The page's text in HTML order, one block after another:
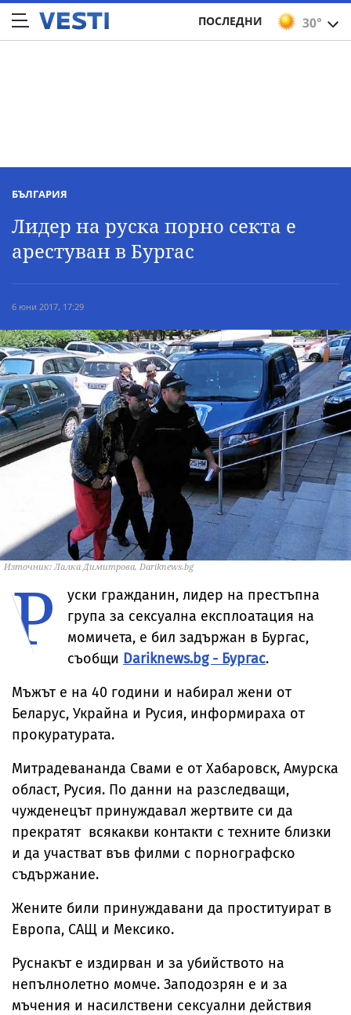
30°
ПОСЛЕДНИ
БЪЛГАРИЯ
Лидер на руска порно секта е
арестуван в Бургас
6 юни 2017, 17:29
Източник: Лалка Димитрова, Dariknews.bg
Р
уски гражданин, лидер на престъпна
група за сексуална експлоатация на
момичета, е бил задържан в Бургас,
съобщи Dariknews.bg - Бургас.
Мъжът е на 40 години и набирал жени от
Беларус, Украйна и Русия, информираха от
прокуратурата.
Митрадевананда Свами е от Хабаровск, Амурска
област, Русия. По данни на разследващи,
чужденецът принуждавал жертвите си да
прекратят всякакви контакти с техните близки
и да участват във филми с порнографско
съдържание.
Жените били принуждавани да проституират в
Европа, САЩ и Мексико.
Руснакът е издирван и за убийството на
непълнолетно момче. Заподозрян е и за
мъчения и насилствени сексуални действия